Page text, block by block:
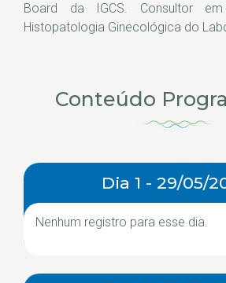
Board da IGCS. Consultor
Histopatologia Ginecológica do
Conteúdo
Dia 1 - 29/05/
Nenhum registro para esse dia.